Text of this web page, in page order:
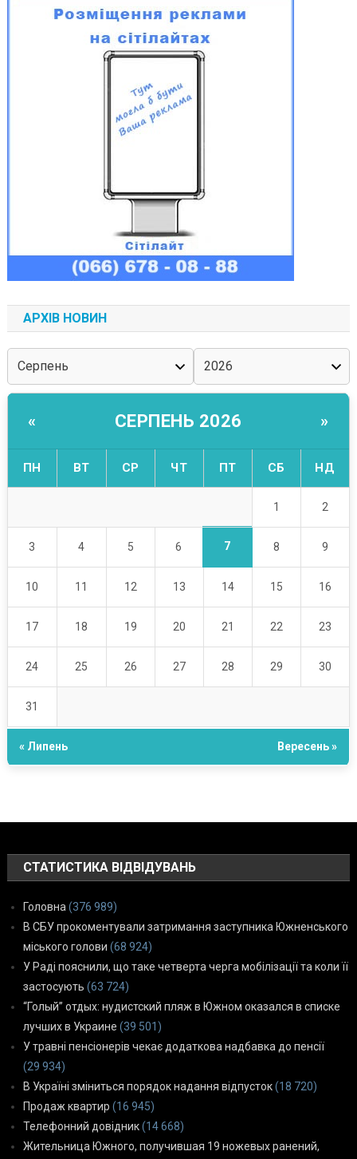
АРХІВ НОВИН
« СЕРПЕНЬ 2026 »
ПН ВТ СР ЧТ ПТ СБ НД
1 2
3 4 5 6 7 8 9
10 11 12 13 14 15 16
17 18 19 20 21 22 23
24 25 26 27 28 29 30
31
« Липень Вересень »
СТАТИСТИКА ВІДВІДУВАНЬ
Головна (376 989)
В СБУ прокоментували затримання заступника Южненського
міського голови (68 924)
У Раді пояснили, що таке четверта черга мобілізації та коли її
застосують (63 724)
“Голый” отдых: нудистский пляж в Южном оказался в списке
лучших в Украине (39 501)
У травні пенсіонерів чекає додаткова надбавка до пенсії
(29 934)
В Україні зміниться порядок надання відпусток(18 720)
Продаж квартир (16 945)
Телефонний довідник(14 668)
Жительница Южного, получившая 19 ножевых ранений,